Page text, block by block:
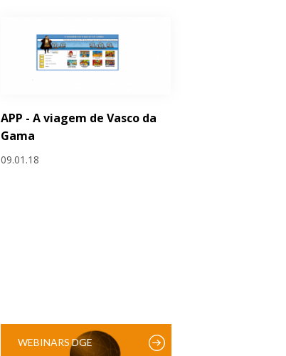
APP - A viagem de Vasco da
Gama
09.01.18
WEBINARS DGE